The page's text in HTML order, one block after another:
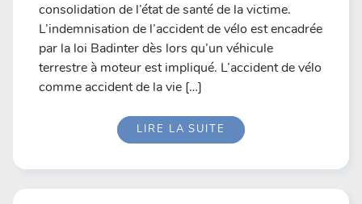
consolidation de l’état de santé de la victime.
L’indemnisation de l’accident de vélo est encadrée
par la loi Badinter dès lors qu’un véhicule
terrestre à moteur est impliqué. L’accident de vélo
comme accident de la vie […]
LIRE LA SUITE